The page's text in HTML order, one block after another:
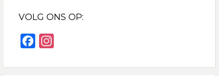
VOLG ONS OP:
c
s